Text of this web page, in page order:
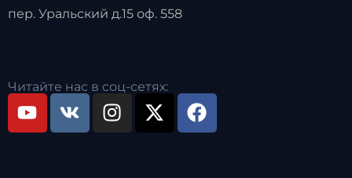
пер. Уральский д.15 оф. 558
Читайте нас в соц-сетях: